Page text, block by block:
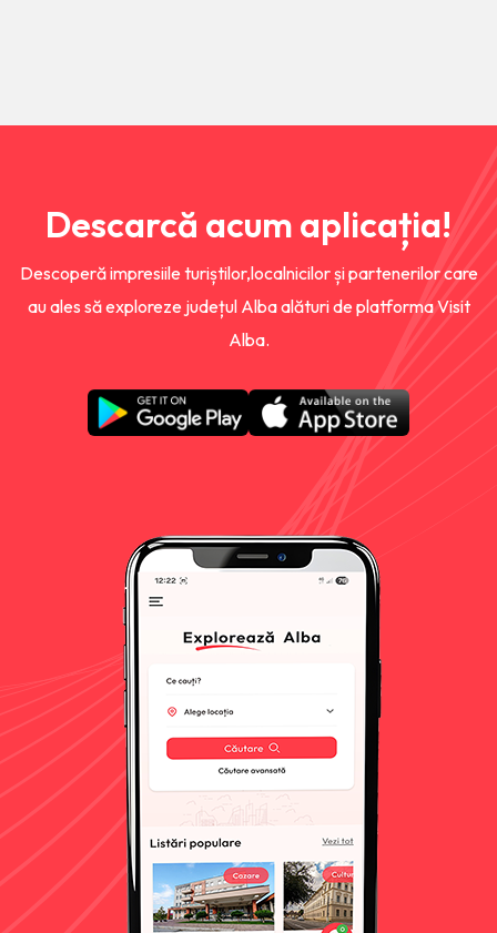
Descarcă acum aplicația!
Descoperă impresiile turiștilor,localnicilor și partenerilor care
au ales să exploreze județul Alba alături de platforma Visit
Alba.